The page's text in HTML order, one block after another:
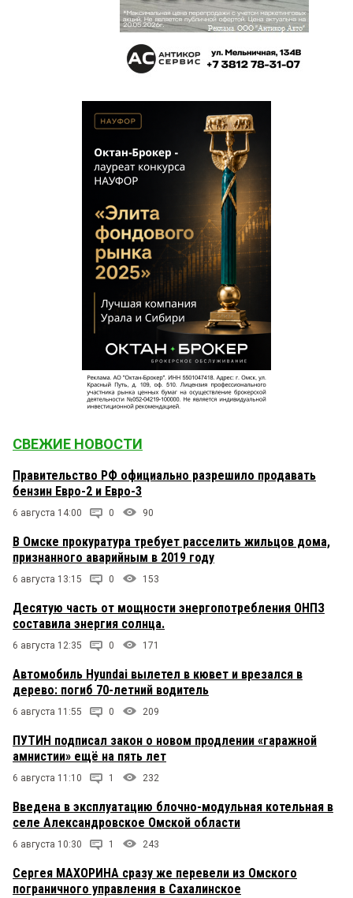
СВЕЖИЕ НОВОСТИ
Правительство РФ официально разрешило продавать
бензин Евро-2 и Евро-3
6 августа 14:00 0 90
В Омске прокуратура требует расселить жильцов дома,
признанного аварийным в 2019 году
6 августа 13:15 0 153
Десятую часть от мощности энергопотребления ОНПЗ
составила энергия солнца.
6 августа 12:35 0 171
Автомобиль Hyundai вылетел в кювет и врезался в
дерево: погиб 70-летний водитель
6 августа 11:55 0 209
ПУТИН подписал закон о новом продлении «гаражной
амнистии» ещё на пять лет
6 августа 11:10 1 232
Введена в эксплуатацию блочно-модульная котельная в
селе Александровское Омской области
6 августа 10:30 1 243
Сергея МАХОРИНА сразу же перевели из Омского
пограничного управления в Сахалинское